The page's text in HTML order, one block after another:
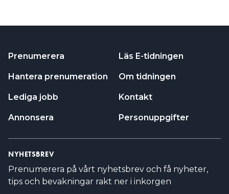
Prenumerera
Hantera prenumeration
Lediga jobb
Annonsera
Läs E-tidningen
Om tidningen
Kontakt
Personuppgifter
NYHETSBREV
Prenumerera på vårt nyhetsbrev och få nyheter,
tips och bevakningar rakt ner i inkorgen